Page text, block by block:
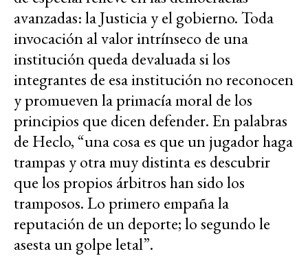
avanzadas: la Justicia y el gobierno. Toda
invocación al valor intrínseco de una
institución queda devaluada si los
integrantes de esa institución no reconocen
y promueven la primacía moral de los
principios que dicen defender. En palabras
de Heclo, “una cosa es que un jugador haga
trampas y otra muy distinta es descubrir
que los propios árbitros han sido los
tramposos. Lo primero empaña la
reputación de un deporte; lo segundo le
asesta un golpe letal”.